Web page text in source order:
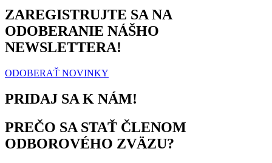
ZAREGISTRUJTE SA NA
ODOBERANIE NÁŠHO
NEWSLETTERA!
ODOBERAŤ NOVINKY
PRIDAJ SA K NÁM!
PREČO SA STAŤ ČLENOM
ODBOROVÉHO ZVÄZU?